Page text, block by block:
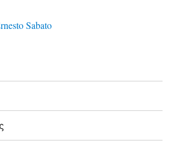
Sabato